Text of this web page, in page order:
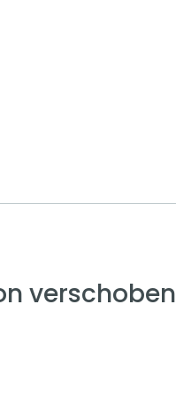
verschoben